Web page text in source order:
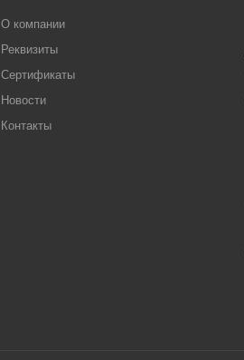
О компании
Реквизиты
Сертификаты
Новости
Контакты